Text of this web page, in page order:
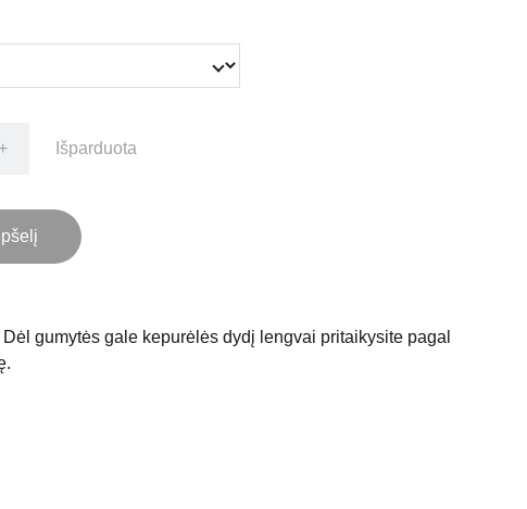
+ Išparduota
gumytės gale kepurėlės dydį lengvai pritaikysite pagal